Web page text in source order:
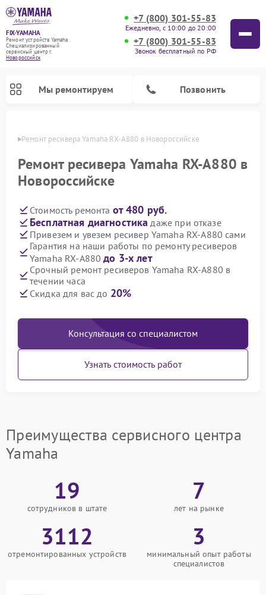
FIX-YAMAHA
Ремонт устройств Yamaha
Специализированный
cервисный центр г.
Новороссийск
+7 (800) 301-55-83
Ежедневно, с 10:00 до 20:00
+7 (800) 301-55-83
Звонок бесплатный по РФ
Мы ремонтируем Позвонить
Ремонт ресивера Yamaha RX-A880 в Новороссийске
Ремонт ресивера Yamaha RX-A880 в
Новороссийске
Стоимость ремонта от 480 руб.
Бесплатная диагностика даже при отказе
Привезем и увезем ресивер Yamaha RX-A880 сами
Гарантия на наши работы по ремонту ресиверов
Yamaha RX-A880до 3-х лет
Срочный ремонт ресиверов Yamaha RX-A880 в
течении часа
Скидка для вас до 20%
Консультация со специалистом
Узнать стоимость работ
Преимущества сервисного центра
Yamaha
19
сотрудников в штате
7
лет на рынке
3112
отремонтированных устройств
3
минимальный опыт работы
специалистов